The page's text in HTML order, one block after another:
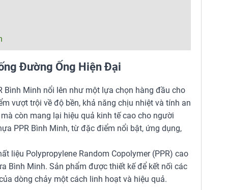
Đường Ống Hiện Đại
Bình Minh nổi lên như một lựa chọn hàng đầu cho
vượt trội về độ bền, khả năng chịu nhiệt và tính an
còn mang lại hiệu quả kinh tế cao cho người
PPR Bình Minh, từ đặc điểm nổi bật, ứng dụng,
liệu Polypropylene Random Copolymer (PPR) cao
Bình Minh. Sản phẩm được thiết kế để kết nối các
dòng chảy một cách linh hoạt và hiệu quả.